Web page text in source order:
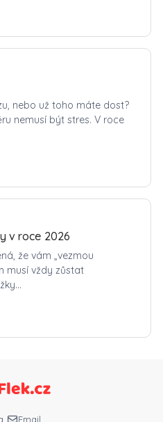
nebo už toho máte dost?
nemusí být stres. V roce
v roce 2026
že vám „vezmou
musí vždy zůstat
Email